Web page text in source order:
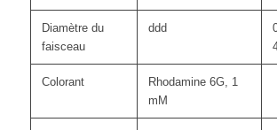
Diamètre du
faisceau
ddd
Colorant
Rhodamine 6G, 1
mM